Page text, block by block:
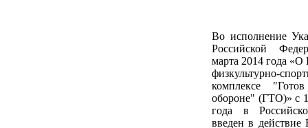
Во исполнение
Российской
марта 2014 года «О
физкультурно-
комплексе
обороне" (ГТО)» с 1
года в
введен в действие